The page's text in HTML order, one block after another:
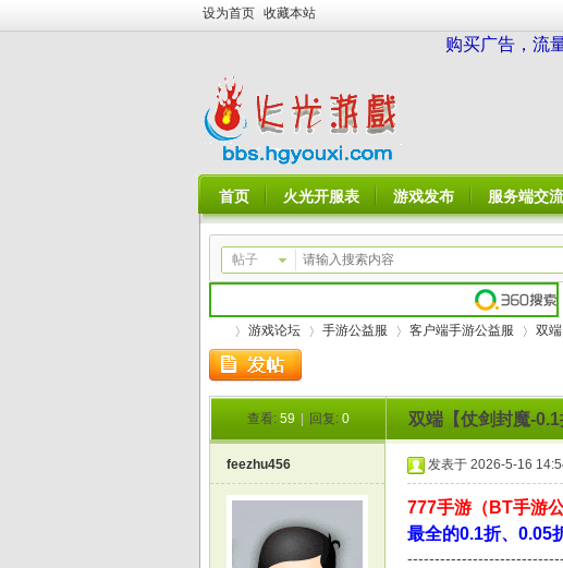
设为首页 收藏本站
购买广告，流
首页 火光开服表 游戏发布 服务端交流
帖子
游戏论坛
›
手游公益服 客户端手游公益服
›
双
查看: 59 回复: 0 双端【仗剑封魔-
feezhu456 发表于 2026-5-16
777手游（BT手游
最全的0.1折、0.05